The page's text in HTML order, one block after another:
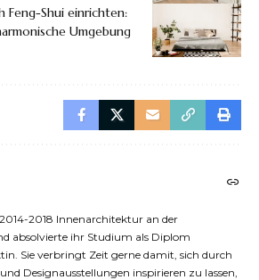
Feng-Shui einrichten:
Umgebung
2018 Innenarchitektur an der
absolvierte ihr Studium als Diplom
Sie verbringt Zeit gerne damit, sich durch
Designausstellungen inspirieren zu lassen,